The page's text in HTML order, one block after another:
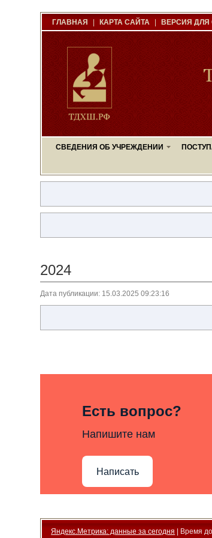
ГЛАВНАЯ КАРТА САЙТА ВЕРСИЯ
СВЕДЕНИЯ ОБ УЧРЕЖДЕНИИ
2024
Дата публикации: 15.03.2025 09:23:16
Есть вопрос?
Напишите нам
Написать
Яндекс.Метрика: данные за сегодня | Время